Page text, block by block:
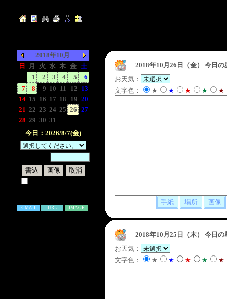
2018年10月
日
月 火 水 木 金 土
1 2 3 4 5
6
7
8 9 10 11 12 13
14 15 16 17 18 19 20
21 22 23 24 25 26 27
28 29 30 31
今日：2026/8/7(金)
E-MAIL URL IMAGE
2018年10月26日（金）
今日の
お天気：
文字色：
★ ★ ★ ★ ★
2018年10月25日（木）
今日の
お天気：
文字色：
★ ★ ★ ★ ★